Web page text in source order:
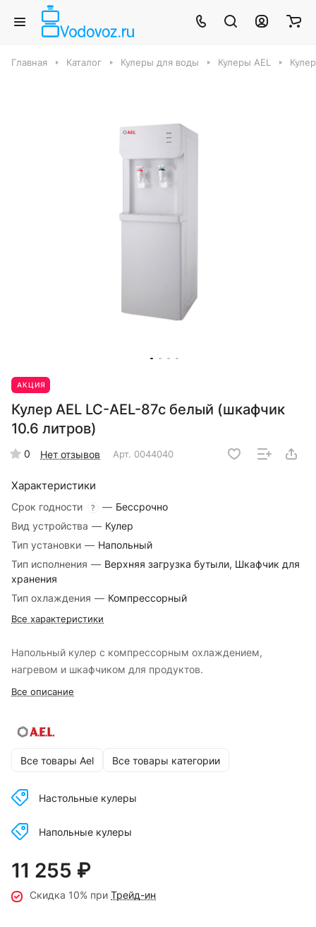
Главная Каталог Кулеры для воды Кулеры AEL
АКЦИЯ
Кулер AEL LC-AEL-87c белый (шкафчик
10.6 литров)
0 Нет отзывов Арт. 0044040
Характеристики
Срок годности ? — Бессрочно
Вид устройства — Кулер
Тип установки — Напольный
Тип исполнения — Верхняя загрузка бутыли, Шкафчик для
хранения
Тип охлаждения — Компрессорный
Все характеристики
Напольный кулер с компрессорным охлаждением,
нагревом и шкафчиком для продуктов.
Все описание
Все товары Ael Все товары категории
Настольные кулеры
Напольные кулеры
11 255 ₽
Скидка 10% при Трейд-ин